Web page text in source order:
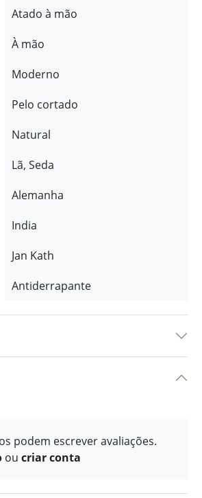
Atado à mão
À mão
Moderno
Pelo cortado
Natural
Lã, Seda
Alemanha
India
Jan Kath
Antiderrapante
podem escrever avaliações.
ou criar conta